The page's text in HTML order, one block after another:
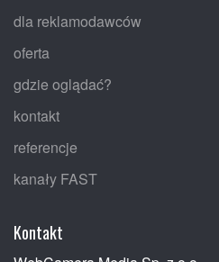
dla reklamodawców
oferta
gdzie oglądać?
kontakt
referencje
kanały FAST
Kontakt